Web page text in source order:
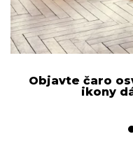
Objavte čaro
ikony